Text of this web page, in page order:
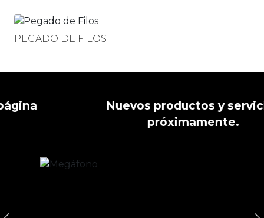
PEGADO DE FILOS
Nuevos productos y servicios
próximamente.